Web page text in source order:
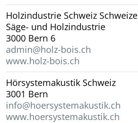
Holzindustrie Schweiz
Säge- und Holzindustrie
3000 Bern 6
admin@holz-bois.ch
www.holz-bois.ch
Hörsystemakustik Schweiz
3001 Bern
info@hoersystemakustik.ch
www.hoersystemakustik.ch